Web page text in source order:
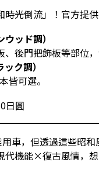
光倒流」！官方提供
ッド調）
後門把飾板等部位
ク調）
皆可選。
日圓
車，但透過這些昭
代機能×復古風情，